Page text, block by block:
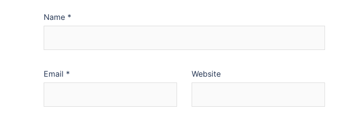
Name *
Email * Website